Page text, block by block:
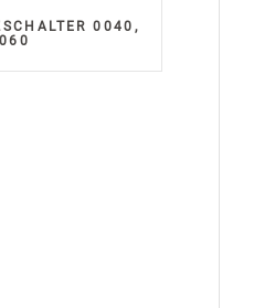
0040,